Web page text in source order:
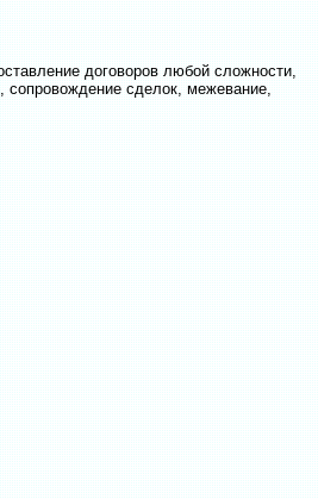
договоров любой сложности,
сопровождение сделок, межевание,